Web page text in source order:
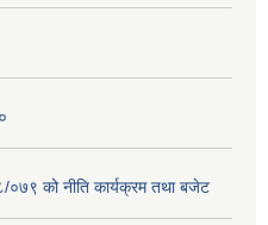
०७९ को नीति कार्यक्रम तथा बजेट